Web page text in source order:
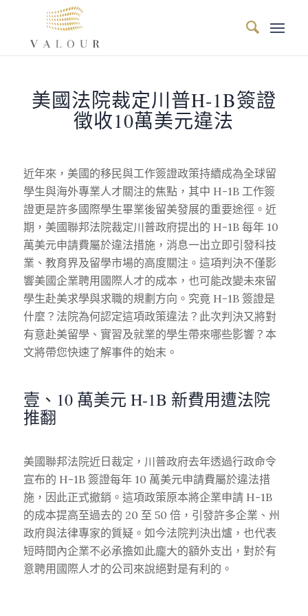
美國法院裁定川普H-1B簽證
徵收10萬美元違法
近年來，美國的移民與工作簽證政策持續成為全球留
學生與海外專業人才關注的焦點，其中 H-1B 工作簽
證更是許多國際學生畢業後留美發展的重要途徑。近
期，美國聯邦法院裁定川普政府提出的 H-1B 每年 10
萬美元申請費屬於違法措施，消息一出立即引發科技
業、教育界及留學市場的高度關注。這項判決不僅影
響美國企業聘用國際人才的成本，也可能改變未來留
學生赴美求學與求職的規劃方向。究竟 H-1B 簽證是
什麼？法院為何認定這項政策違法？此次判決又將對
有意赴美留學、實習及就業的學生帶來哪些影響？本
文將帶您快速了解事件的始末。
壹、10 萬美元 H-1B 新費用遭法院
推翻
美國聯邦法院近日裁定，川普政府去年透過行政命令
宣布的 H-1B 簽證每年 10 萬美元申請費屬於違法措
施，因此正式撤銷。這項政策原本將企業申請 H-1B
的成本提高至過去的 20 至 50 倍，引發許多企業、州
政府與法律專家的質疑。如今法院判決出爐，也代表
短時間內企業不必承擔如此龐大的額外支出，對於有
意聘用國際人才的公司來說絕對是有利的。